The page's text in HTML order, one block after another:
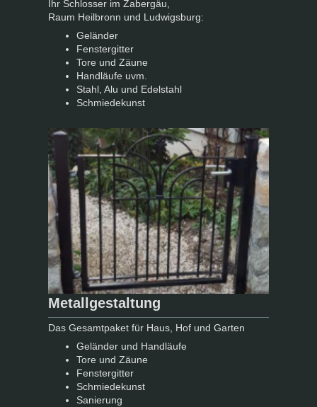
Ihr Schlosser im Zabergäu,
Raum Heilbronn und Ludwigsburg:
Geländer
Fenstergitter
Tore und Zäune
Handläufe uvm.
Stahl, Alu und Edelstahl
Schmiedekunst
Metallgestaltung
Das Gesamtpaket für Haus, Hof und Garten
Geländer und Handläufe
Tore und Zäune
Fenstergitter
Schmiedekunst
Sanierung